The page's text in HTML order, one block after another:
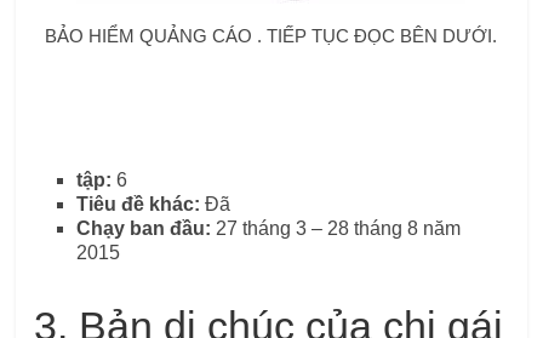
BẢO HIỂM QUẢNG CÁO . TIẾP TỤC ĐỌC BÊN DƯỚI.
tập:6
Tiêu đề khác:Đã
Chạy ban đầu: 27 tháng 3 – 28 tháng 8 năm
2015
3. Bản di chúc của chị gái